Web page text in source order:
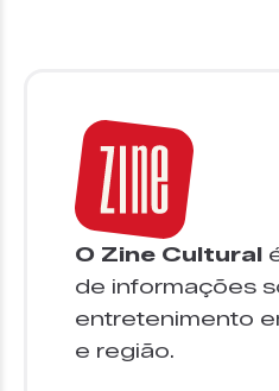
O Zine Cultural
de informações
entretenimento
e região.